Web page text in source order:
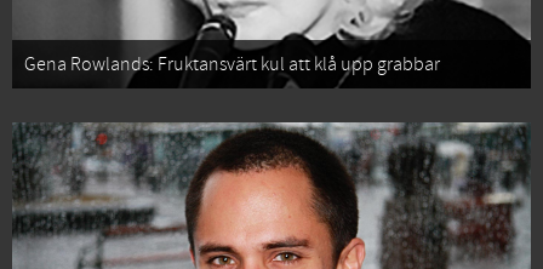
Gena Rowlands: Fruktansvärt kul att klå upp grabbar